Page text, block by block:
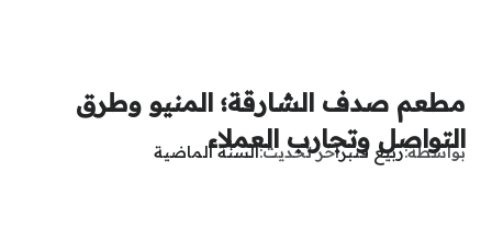
مطعم صدف الشارقة؛ المنيو وطرق
التواصل وتجارب العملاء
بواسطةربيع قنبرآخر تحديثالسنة الماضية